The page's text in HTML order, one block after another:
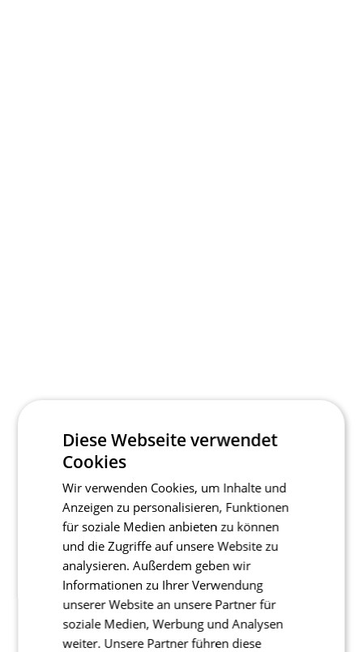
Diese Webseite verwendet
Cookies
Wir verwenden Cookies, um Inhalte und
Anzeigen zu personalisieren, Funktionen
für soziale Medien anbieten zu können
und die Zugriffe auf unsere Website zu
analysieren. Außerdem geben wir
Informationen zu Ihrer Verwendung
unserer Website an unsere Partner für
soziale Medien, Werbung und Analysen
weiter. Unsere Partner führen diese